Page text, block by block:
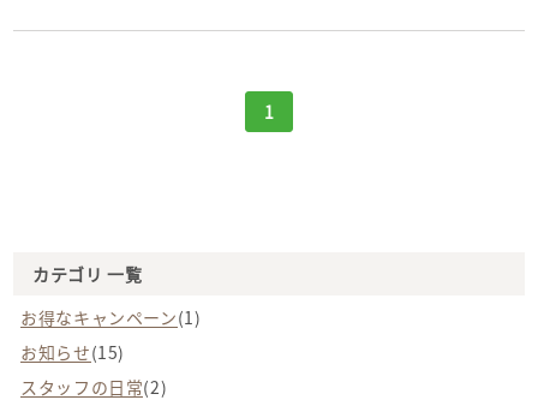
1
カテゴリ 一覧
お得なキャンペーン(1)
お知らせ(15)
スタッフの日常(2)